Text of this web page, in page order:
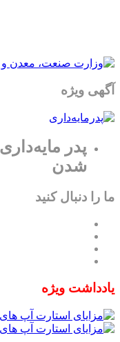
آگهی ویژه
پدر
شدن
ما را دنبال کنید
یادداشت ویژه